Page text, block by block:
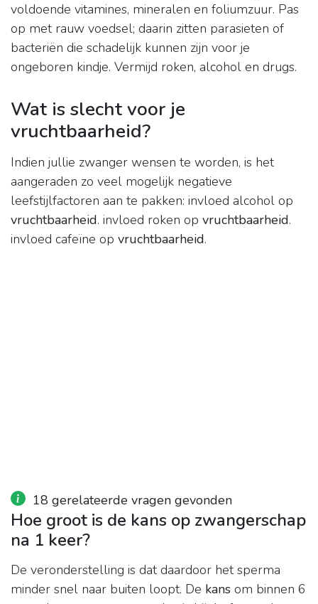
voldoende vitamines, mineralen en foliumzuur. Pas
op met rauw voedsel; daarin zitten parasieten of
bacteriën die schadelijk kunnen zijn voor je
ongeboren kindje. Vermijd roken, alcohol en drugs.
Wat is slecht voor je
vruchtbaarheid?
Indien jullie zwanger wensen te worden, is het
aangeraden zo veel mogelijk negatieve
leefstijlfactoren aan te pakken: invloed alcohol op
vruchtbaarheid. invloed roken op vruchtbaarheid.
invloed cafeïne op vruchtbaarheid.
18 gerelateerde vragen gevonden
Hoe groot is de kans op zwangerschap
na 1 keer?
De veronderstelling is dat daardoor het sperma
minder snel naar buiten loopt. De kans om binnen 6